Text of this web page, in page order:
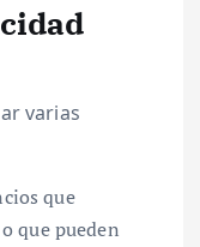
varias
que
que pueden